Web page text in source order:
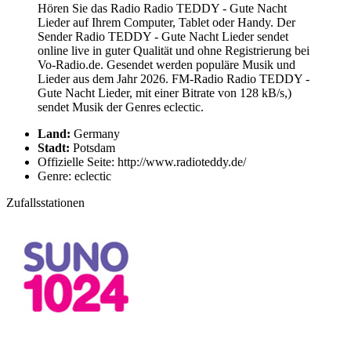
Hören Sie das Radio Radio TEDDY - Gute Nacht
Lieder auf Ihrem Computer, Tablet oder Handy. Der
Sender Radio TEDDY - Gute Nacht Lieder sendet
online live in guter Qualität und ohne Registrierung bei
Vo-Radio.de. Gesendet werden populäre Musik und
Lieder aus dem Jahr 2026. FM-Radio Radio TEDDY -
Gute Nacht Lieder, mit einer Bitrate von 128 kB/s,)
sendet Musik der Genres eclectic.
Land: Germany
Stadt: Potsdam
Offizielle Seite: http://www.radioteddy.de/
Genre: eclectic
Zufallsstationen